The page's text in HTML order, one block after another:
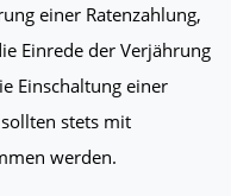
einer Ratenzahlung,
Einrede der Verjährung
Einschaltung einer
stets mit
werden.